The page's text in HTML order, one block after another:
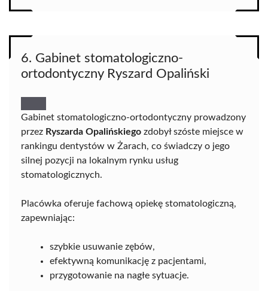
6. Gabinet stomatologiczno-
ortodontyczny Ryszard Opaliński
Gabinet stomatologiczno-ortodontyczny prowadzony
przez Ryszarda Opalińskiego zdobył szóste miejsce w
rankingu dentystów w Żarach, co świadczy o jego
silnej pozycji na lokalnym rynku usług
stomatologicznych.
Placówka oferuje fachową opiekę stomatologiczną,
zapewniając:
szybkie usuwanie zębów,
efektywną komunikację z pacjentami,
przygotowanie na nagłe sytuacje.